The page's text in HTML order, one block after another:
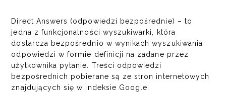
Direct Answers (odpowiedzi bezpośrednie) – to
jedna z funkcjonalności wyszukiwarki, która
dostarcza bezpośrednio w wynikach wyszukiwania
odpowiedzi w formie definicji na zadane przez
użytkownika pytanie. Treści odpowiedzi
bezpośrednich pobierane są zestron internetowych
znajdujących się w indeksie Google.